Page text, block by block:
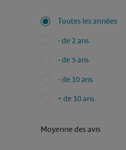
Toutes les années
- de 2 ans
- de 5 ans
- de 10 ans
+ de 10 ans
Moyenne des avis